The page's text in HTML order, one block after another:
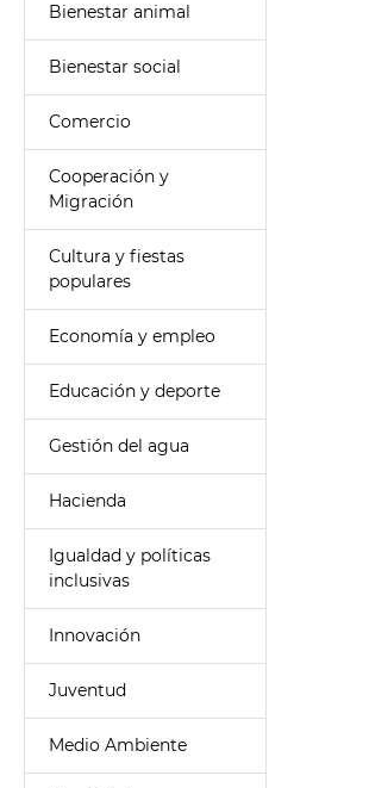
Bienestar animal
Bienestar social
Comercio
Cooperación y
Migración
Cultura y fiestas
populares
Economía y empleo
Educación y deporte
Gestión del agua
Hacienda
Igualdad y políticas
inclusivas
Innovación
Juventud
Medio Ambiente